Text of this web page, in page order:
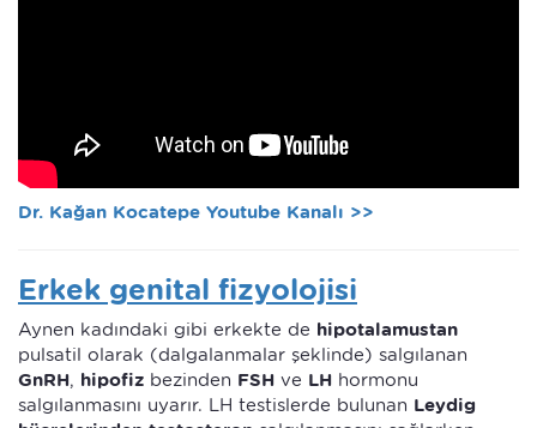
Dr. Kağan Kocatepe Youtube Kanalı >>
Erkek genital fizyolojisi
Aynen kadındaki gibi erkekte de hipotalamustan
pulsatil olarak (dalgalanmalar şeklinde) salgılanan
GnRH, hipofiz bezinden FSH ve LH hormonu
salgılanmasını uyarır. LH testislerde bulunan Leydig